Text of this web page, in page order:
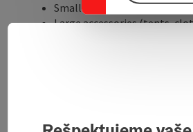
Small accessories (hooks,
Large accessories (tents,
our brands